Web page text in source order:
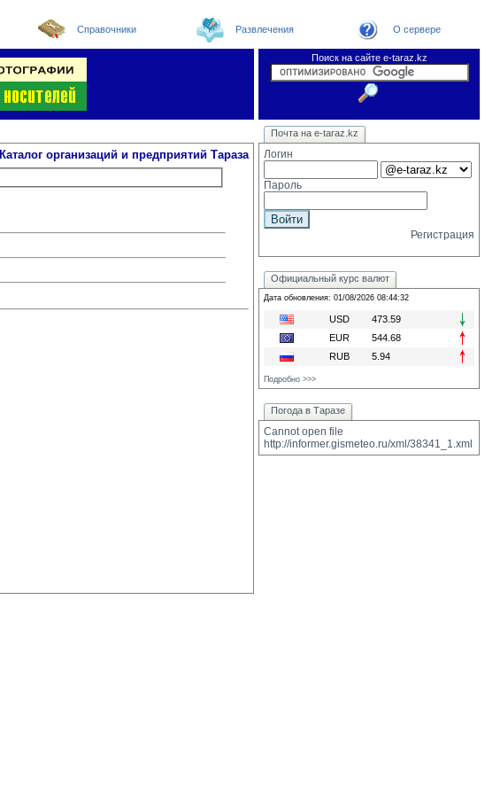
Справочники Развлечения О сервере
Поиск на сайте e-taraz.kz
Новости Погода в Таразе
Телефоный справочник
Видеоконференция
Новости e-taraz Замечания и предложения
Каталог организаций и предприятий Тараза
Почта на e-taraz.kz
Логин
Пароль
Регистрация
Официальный курс валют
Дата обновления: 01/08/2026 08:44:32
USD
473.59
EUR
544.68
RUB
5.94
Подробно >>>
Погода в Таразе
Cannot open file
http://informer.gismeteo.ru/xml/38341_1.xml